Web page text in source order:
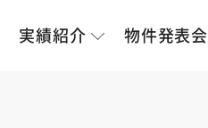
実績紹介 物件発表会